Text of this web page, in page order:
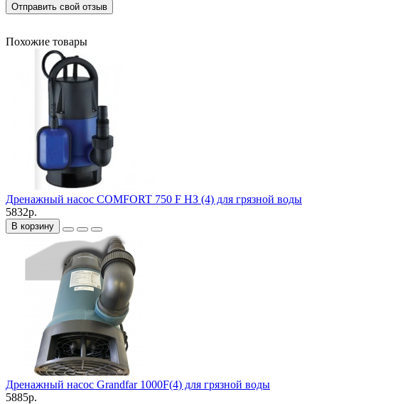
Отправить свой отзыв
Похожие товары
Дренажный насос COMFORT 750 F НЗ (4) для грязной воды
5832р.
В корзину
Дренажный насос Grandfar 1000F(4) для грязной воды
5885р.